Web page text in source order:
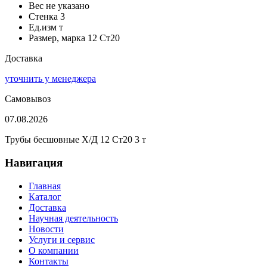
Вес не указано
Стенка 3
Ед.изм т
Размер, марка 12 Ст20
Доставка
уточнить у менеджера
Самовывоз
07.08.2026
Трубы бесшовные Х/Д 12 Ст20 3 т
Навигация
Главная
Каталог
Доставка
Научная деятельность
Новости
Услуги и сервис
О компании
Контакты